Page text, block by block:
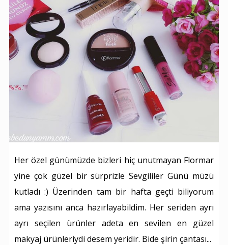
Her özel günümüzde bizleri hiç unutmayan Flormar
yine çok güzel bir sürprizle Sevgililer Günü müzü
kutladı :) Üzerinden tam bir hafta geçti biliyorum
ama yazısını anca hazırlayabildim. Her seriden ayrı
ayrı seçilen ürünler adeta en sevilen en güzel
makyaj ürünleriydi desem yeridir. Bide şirin çantası...